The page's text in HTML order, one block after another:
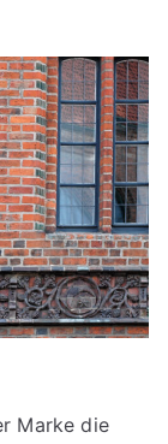
Marke die